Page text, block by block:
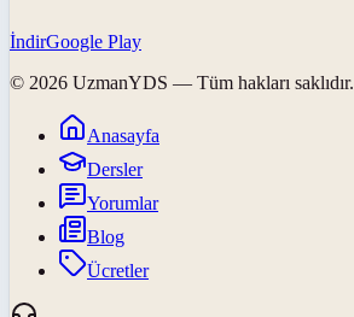
İndirGoogle Play
© 2026 UzmanYDS — Tüm hakları saklıdır.
Anasayfa
Dersler
Yorumlar
Blog
Ücretler